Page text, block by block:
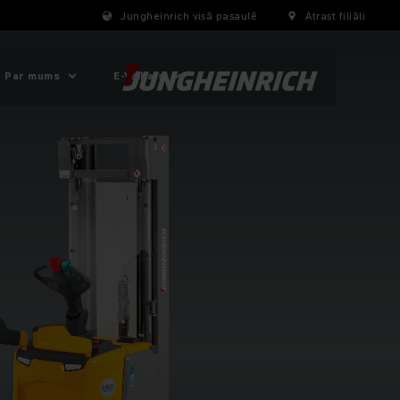
Jungheinrich visā pasaulē Atrast filiāli
Par mums E-Veikals